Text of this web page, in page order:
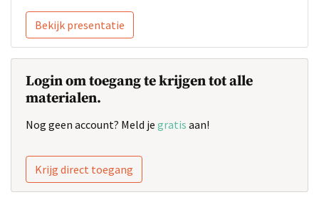
Bekijk presentatie
Login om toegang te krijgen tot alle
materialen.
Nog geen account? Meld je gratis aan!
Krijg direct toegang